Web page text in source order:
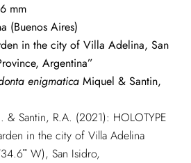
mm
(Buenos Aires)
in the city of Villa Adelina, San
Argentina”
enigmaticaMiquel & Santin,
& Santin, R.A. (2021): HOLOTYPE
in the city of Villa Adelina
W), San Isidro,